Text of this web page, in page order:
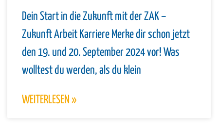
Dein Start in die Zukunft mit der ZAK –
Zukunft Arbeit Karriere Merke dir schon jetzt
den 19. und 20. September 2024 vor! Was
wolltest du werden, als du klein
WEITERLESEN »